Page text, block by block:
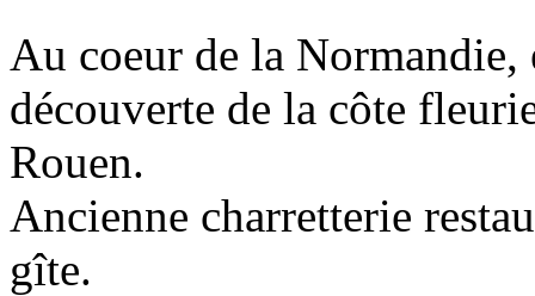
Au coeur de la Normandie,
découverte de la côte
Rouen.
Ancienne charretterie
gîte.